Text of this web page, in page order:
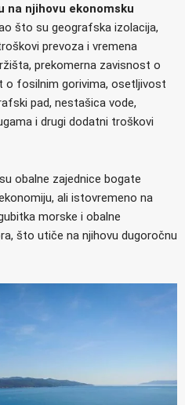
na njihovu ekonomsku
što su geografska izolacija,
prevoza i vremena
prekomerna zavisnost o
o fosilnim gorivima, osetljivost
pad, nestašica vode,
i drugi dodatni troškovi
obalne zajednice bogate
ali istovremeno na
morske i obalne
što utiče na njihovu dugoročnu